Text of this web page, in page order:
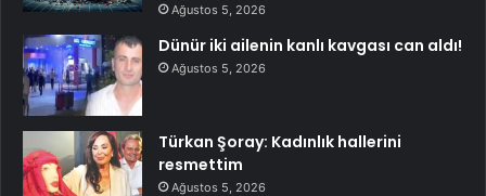
Ağustos 5, 2026
Dünür iki ailenin kanlı kavgası can aldı!
Ağustos 5, 2026
Türkan Şoray: Kadınlık hallerini
resmettim
Ağustos 5, 2026